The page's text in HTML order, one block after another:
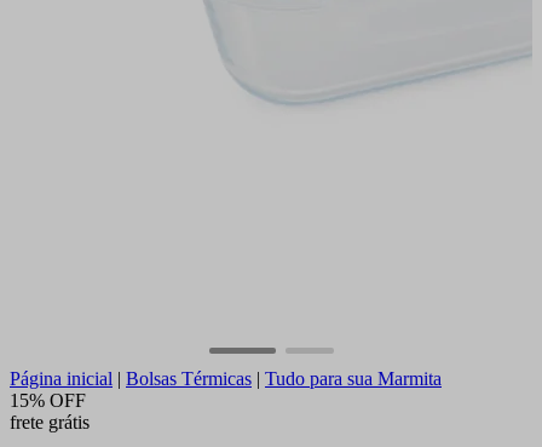
Página inicial | Bolsas Térmicas | Tudo para sua Marmita
15% OFF
frete grátis